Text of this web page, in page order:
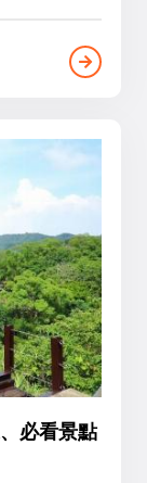
必看景點